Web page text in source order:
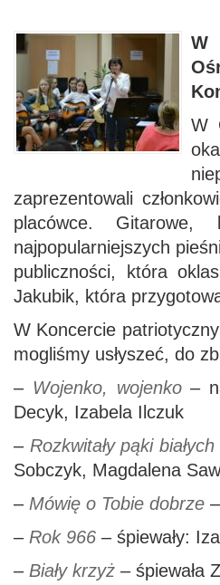
W
W
zaprezentowali
placówce.
najpopularniejszych
publiczności, która
Jakubik, która
W Koncercie
mogliśmy usłyszeć, do
– Wojenko, wojenko–
Decyk, Izabela Ilczuk
– Rozkwitały pąki
Sobczyk, Magdalena
– Mówię o Tobie dobrze
– Rok 966 – śpiewały:
– Biały krzyż – śpiewała